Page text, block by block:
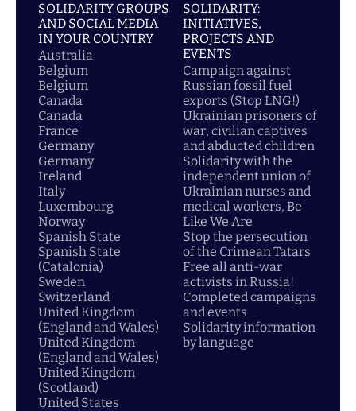
SOLIDARITY GROUPS
AND SOCIAL MEDIA
IN YOUR COUNTRY
Australia
Belgium
Belgium
Canada
Canada
France
Germany
Germany
Ireland
Italy
Luxembourg
Norway
Spanish State
Spanish State
(Catalonia)
Sweden
Switzerland
United Kingdom
(England and Wales)
United Kingdom
(England and Wales)
United Kingdom
(Scotland)
United States
SOLIDARITY:
INITIATIVES,
PROJECTS AND
EVENTS
Campaign against
Russian fossil fuel
exports (Stop LNG!)
Ukrainian prisoners of
war, civilian captives
and abducted children
Solidarity with the
independent union of
Ukrainian nurses and
medical workers, Be
Like We Are
Stop the persecution
of the Crimean Tatars
Free all anti-war
activists in Russia!
Completed campaigns
and events
Solidarity information
by language